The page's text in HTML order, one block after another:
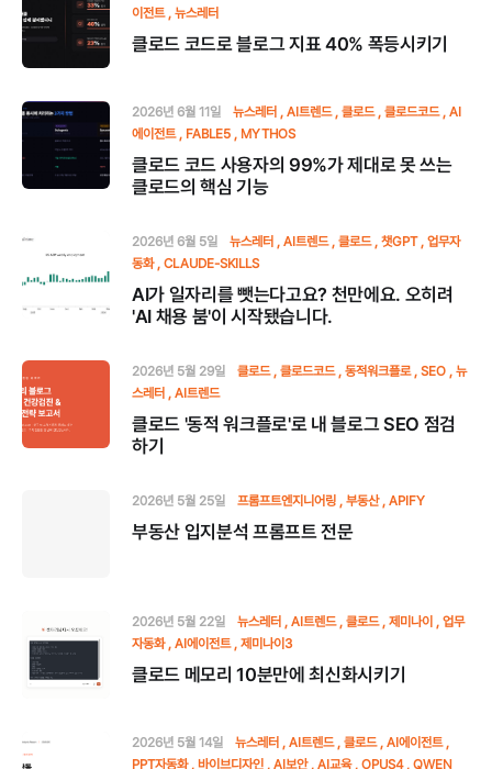
이전트
뉴스레터
클로드 코드로 블로그 지표 40% 폭등시키기
2026년 6월 11일 뉴스레터 AI트렌드 클로드 클로드코드
AI
에이전트
FABLE5 MYTHOS
클로드 코드 사용자의 99%가 제대로 못 쓰는
클로드의 핵심 기능
2026년 6월 5일 뉴스레터 AI트렌드 클로드 챗GPT
업무자
동화
CLAUDE-SKILLS
AI가 일자리를 뺏는다고요? 천만에요. 오히려
'AI 채용 붐'이 시작됐습니다.
2026년 5월 29일 클로드 클로드코드 동적워크플로 SEO
뉴
스레터
AI트렌드
클로드 '동적 워크플로'로 내 블로그 SEO 점검
하기
2026년 5월 25일 프롬프트엔지니어링 부동산 APIFY
부동산 입지분석 프롬프트 전문
2026년 5월 22일 뉴스레터 AI트렌드 클로드 제미나이
업무
자동화
AI에이전트 제미나이3
클로드 메모리 10분만에 최신화시키기
2026년 5월 14일 뉴스레터 AI트렌드 클로드
AI에이전트
PPT자동화
바이브디자인 AI보안 AI교육 OPUS4 QWEN